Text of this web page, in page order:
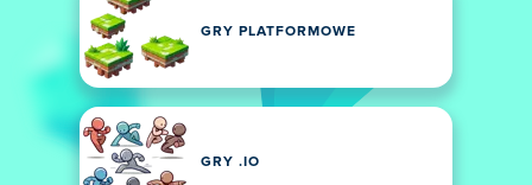
GRY PLATFORMOWE
GRY .IO